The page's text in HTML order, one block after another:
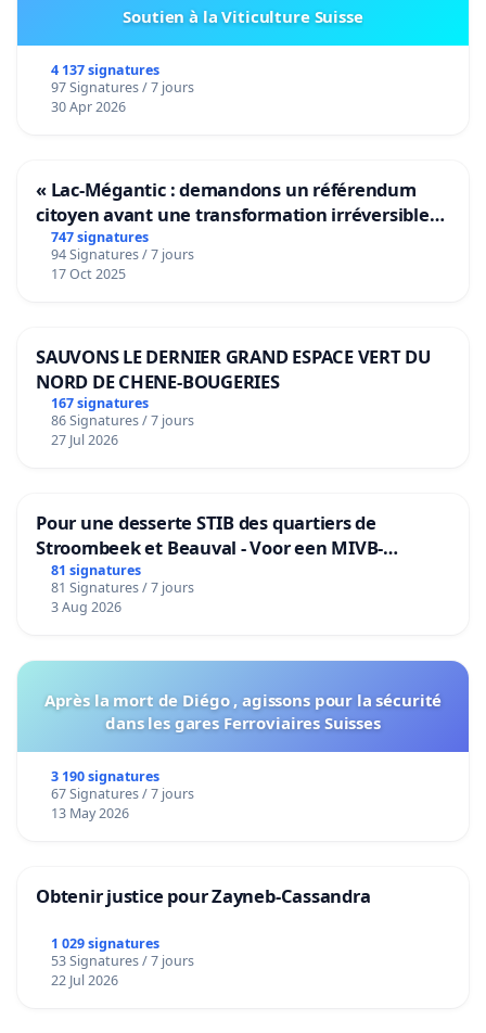
Soutien à la Viticulture Suisse
4 137 signatures
97 Signatures / 7 jours
30 Apr 2026
« Lac-Mégantic : demandons un référendum
citoyen avant une transformation irréversible
de notre territoire »
747 signatures
94 Signatures / 7 jours
17 Oct 2025
SAUVONS LE DERNIER GRAND ESPACE VERT DU
NORD DE CHENE-BOUGERIES
167 signatures
86 Signatures / 7 jours
27 Jul 2026
Pour une desserte STIB des quartiers de
Stroombeek et Beauval - Voor een MIVB-
bediening van de wijken Strombeek en Het
Voor
81 signatures
81 Signatures / 7 jours
3 Aug 2026
Après la mort de Diégo , agissons pour la sécurité
dans les gares Ferroviaires Suisses
3 190 signatures
67 Signatures / 7 jours
13 May 2026
Obtenir justice pour Zayneb-Cassandra
1 029 signatures
53 Signatures / 7 jours
22 Jul 2026